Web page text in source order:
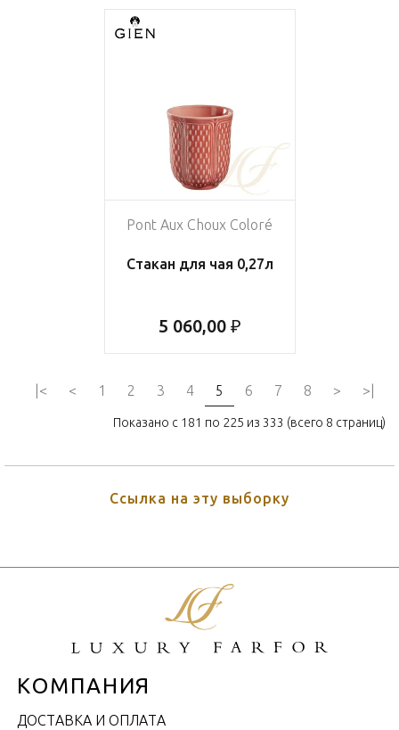
Pont Aux Choux Coloré
Стакан для чая 0,27л
5 060,00 ₽
|< < 1 2 3 4 5 6 7 8 > >|
Показано с 181 по 225 из 333 (всего 8 страниц)
Ссылка на эту выборку
КОМПАНИЯ
ДОСТАВКА И ОПЛАТА